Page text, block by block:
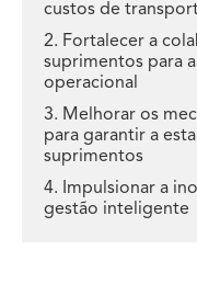
custos de
2. Fortalecer a
suprimentos para
operacional
3. Melhorar os
para garantir a
suprimentos
4. Impulsionar a
gestão inteligente